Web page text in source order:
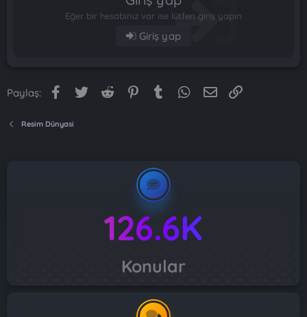
Eğer bir hesabınız var ise lütfen giriş yapın
Giriş yap
Paylaş: Facebook
Twitter Reddit PinterestTumblr WhatsApp
E-posta
Resim Dünyasi
126.6K
Konular